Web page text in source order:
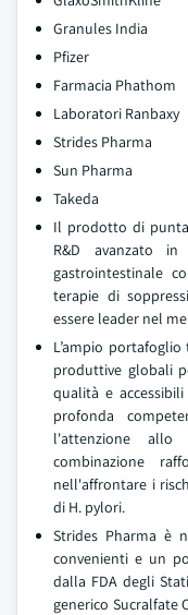
Granules India
Pfizer
Farmacia Phathom
Laboratori Ranbaxy
Strides Pharma
Sun Pharma
Takeda
Il prodotto di punta
R&D avanzato
gastrointestinale
terapie di
essere leader nel
L’ampio
produttive globali
qualità e
profonda
l'attenzione
combinazione
nell'affrontare i
di H. pylori.
Strides Pharma è
convenienti e un
dalla FDA degli
generico Sucralfate